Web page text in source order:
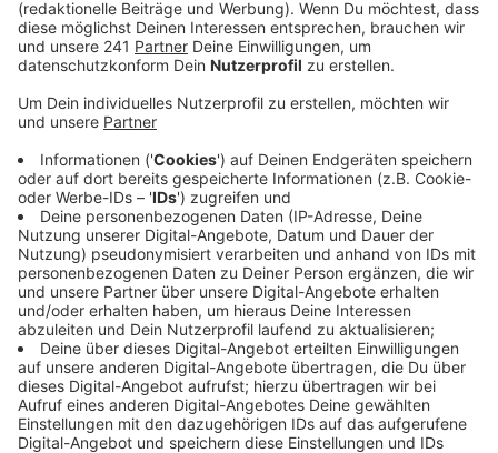
Veröffentlicht:Freitag, 07.06.2024 06:27
Weil Bayer 04 Leverkusen dann zum Saisonbeginn
eigentlich gegen sich selbst spielen müsste, tritt die
Werkself stattdessen gegen den Vizemeister VfB
Stuttgart an. Ausgetragen wird das Spiel in der
BayArena am Samstag, den 17. August. Die Partien der
ersten DFB-Pokalrunde mit Beteiligung der beiden
Supercup-Teilnehmer fallen ersatzweise auf den 27.
Und 28. August.
Anzeige